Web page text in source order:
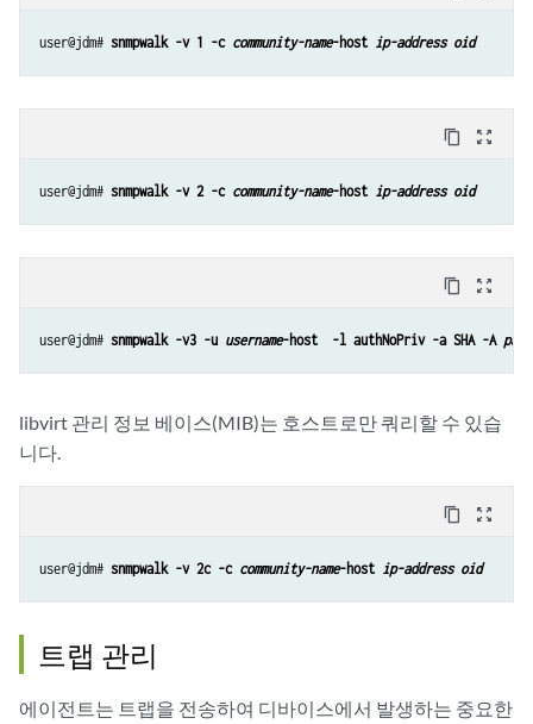
user@jdm# snmpwalk -v 1 -c community-name-host ip-address oid
content_copy zoom_out_map
user@jdm# snmpwalk -v 2 -c community-name-host ip-address oid
content_copy zoom_out_map
user@jdm# snmpwalk -v3 -u username-host  -l authNoPriv -a SHA -A
libvirt 관리 정보 베이스(MIB)는 호스트로만 쿼리할 수 있습
니다.
content_copy zoom_out_map
user@jdm# snmpwalk -v 2c -c community-name-host ip-address oid
트랩 관리
에이전트는 트랩을 전송하여 디바이스에서 발생하는 중요한